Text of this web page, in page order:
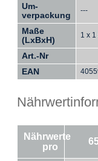
Um-
verpackung
---
Maße
(LxBxH)
1 x 1
Art.-Nr
EAN
Nährwerte
pro